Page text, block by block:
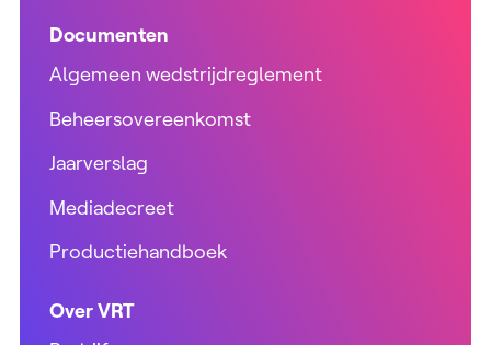
Documenten
Algemeen wedstrijdreglement
Beheersovereenkomst
Jaarverslag
Mediadecreet
Productiehandboek
Over VRT